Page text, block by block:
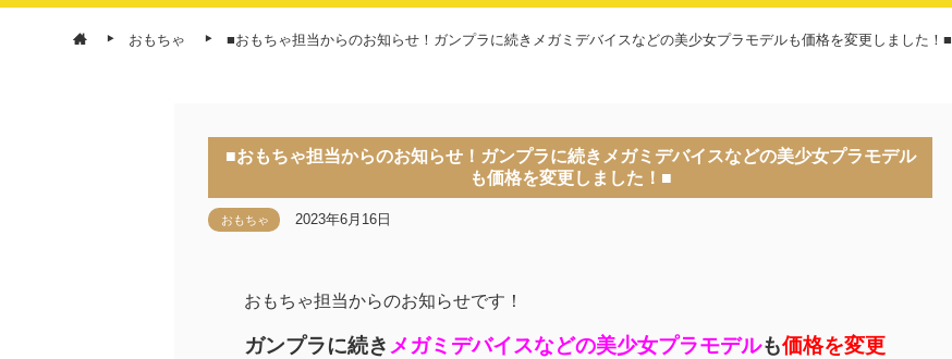
おもちゃ ■おもちゃ担当からのお知らせ！ガンプラに続きメガミデバイスなどの美少女プラモデルも価格を変更しました！■
■おもちゃ担当からのお知らせ！ガンプラに続きメガミデバイスなどの美少女プラモデル
も価格を変更しました！■
おもちゃ 2023年6月16日
おもちゃ担当からのお知らせです！
ガンプラに続き メガミデバイスなどの美少女プラモデルも価格を変更